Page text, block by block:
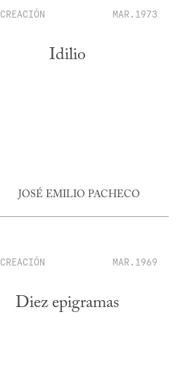
CREACIÓN MAR.1973
Idilio
JOSÉ EMILIO PACHECO
CREACIÓN MAR.1969
Diez epigramas